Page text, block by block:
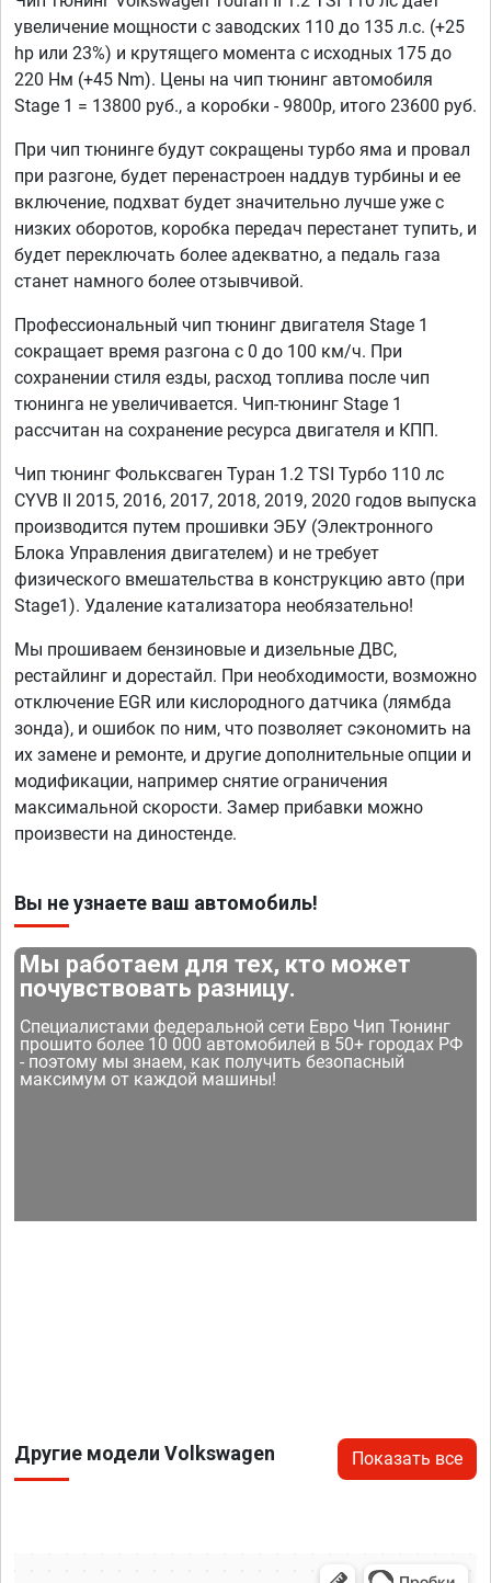
увеличение мощности с заводских 110 до 135 л.с. (+25
hp или 23%) и крутящего момента с исходных 175 до
220 Нм (+45 Nm). Цены на чип тюнинг автомобиля
Stage 1 = 13800 руб., а коробки - 9800р, итого 23600 руб.
При чип тюнинге будут сокращены турбо яма и провал
при разгоне, будет перенастроен наддув турбины и ее
включение, подхват будет значительно лучше уже с
низких оборотов, коробка передач перестанет тупить, и
будет переключать более адекватно, а педаль газа
станет намного более отзывчивой.
Профессиональный чип тюнинг двигателя Stage 1
сокращает время разгона с 0 до 100 км/ч. При
сохранении стиля езды, расход топлива после чип
тюнинга не увеличивается. Чип-тюнинг Stage 1
рассчитан на сохранение ресурса двигателя и КПП.
Чип тюнинг Фольксваген Туран 1.2 TSI Турбо 110 лс
CYVB II 2015, 2016, 2017, 2018, 2019, 2020 годов выпуска
производится путем прошивки ЭБУ (Электронного
Блока Управления двигателем) и не требует
физического вмешательства в конструкцию авто (при
Stage1). Удаление катализатора необязательно!
Мы прошиваем бензиновые и дизельные ДВС,
рестайлинг и дорестайл. При необходимости, возможно
отключение EGR или кислородного датчика (лямбда
зонда), и ошибок по ним, что позволяет сэкономить на
их замене и ремонте, и другие дополнительные опции и
модификации, например снятие ограничения
максимальной скорости. Замер прибавки можно
произвести на диностенде.
Вы не узнаете ваш автомобиль!
Мы работаем для тех, кто может
почувствовать разницу.
Специалистами федеральной сети Евро Чип Тюнинг
прошито более 10 000 автомобилей в 50+ городах РФ
- поэтому мы знаем, как получить безопасный
максимум от каждой машины!
Другие модели Volkswagen Показать все